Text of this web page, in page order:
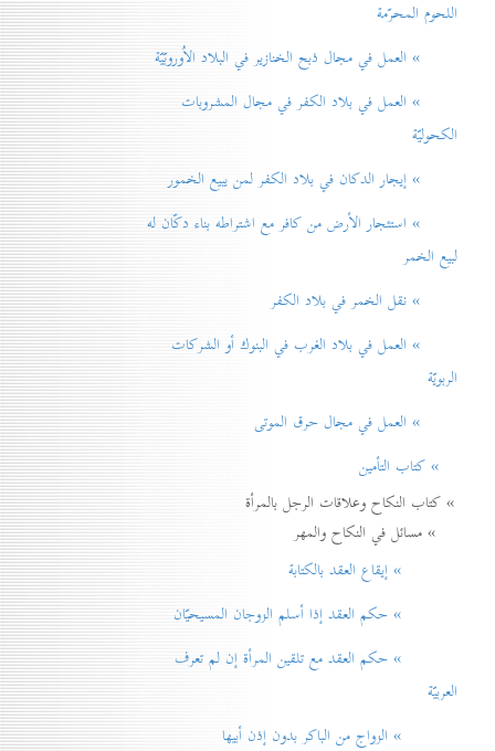
اللحوم المحرّمة
» العمل في مجال ذبح الخنازير في البلاد الاُوروبّيّة
» العمل في بلاد الكفر في مجال المشروبات
الكحوليّة
» إيجار الدكان في بلاد الكفر لمن يبيع الخمور
» استئجار الأرض من كافر مع اشتراطه بناء دكّان له
لبيع الخمر
» نقل الخمر في بلاد الكفر
» العمل في بلاد الغرب في البنوك أو الشركات
الربويّة
» العمل في مجال حرق الموتی
» كتاب التأمين
» كتاب النكاح وعلاقات الرجل بالمرأة
» مسائل في النكاح والمهر
» إيقاع العقد بالكتابة
» حكم العقد إذا أسلم الزوجان المسيحيّان
» حكم العقد مع تلقين المرأة إن لم تعرف
العربيّة
» الزواج من الباكر بدون إذن أبيها